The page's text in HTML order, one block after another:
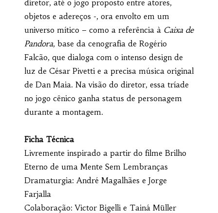
diretor, até o jogo proposto entre atores,
objetos e adereços -, ora envolto em um
universo mítico – como a referência à Caixa de
Pandora, base da cenografia de Rogério
Falcão, que dialoga com o intenso design de
luz de César Pivetti e a precisa música original
de Dan Maia. Na visão do diretor, essa tríade
no jogo cênico ganha status de personagem
durante a montagem.
Ficha Técnica
Livremente inspirado a partir do filme Brilho
Eterno de uma Mente Sem Lembranças
Dramaturgia: André Magalhães e Jorge
Farjalla
Colaboração: Victor Bigelli e Tainá Müller